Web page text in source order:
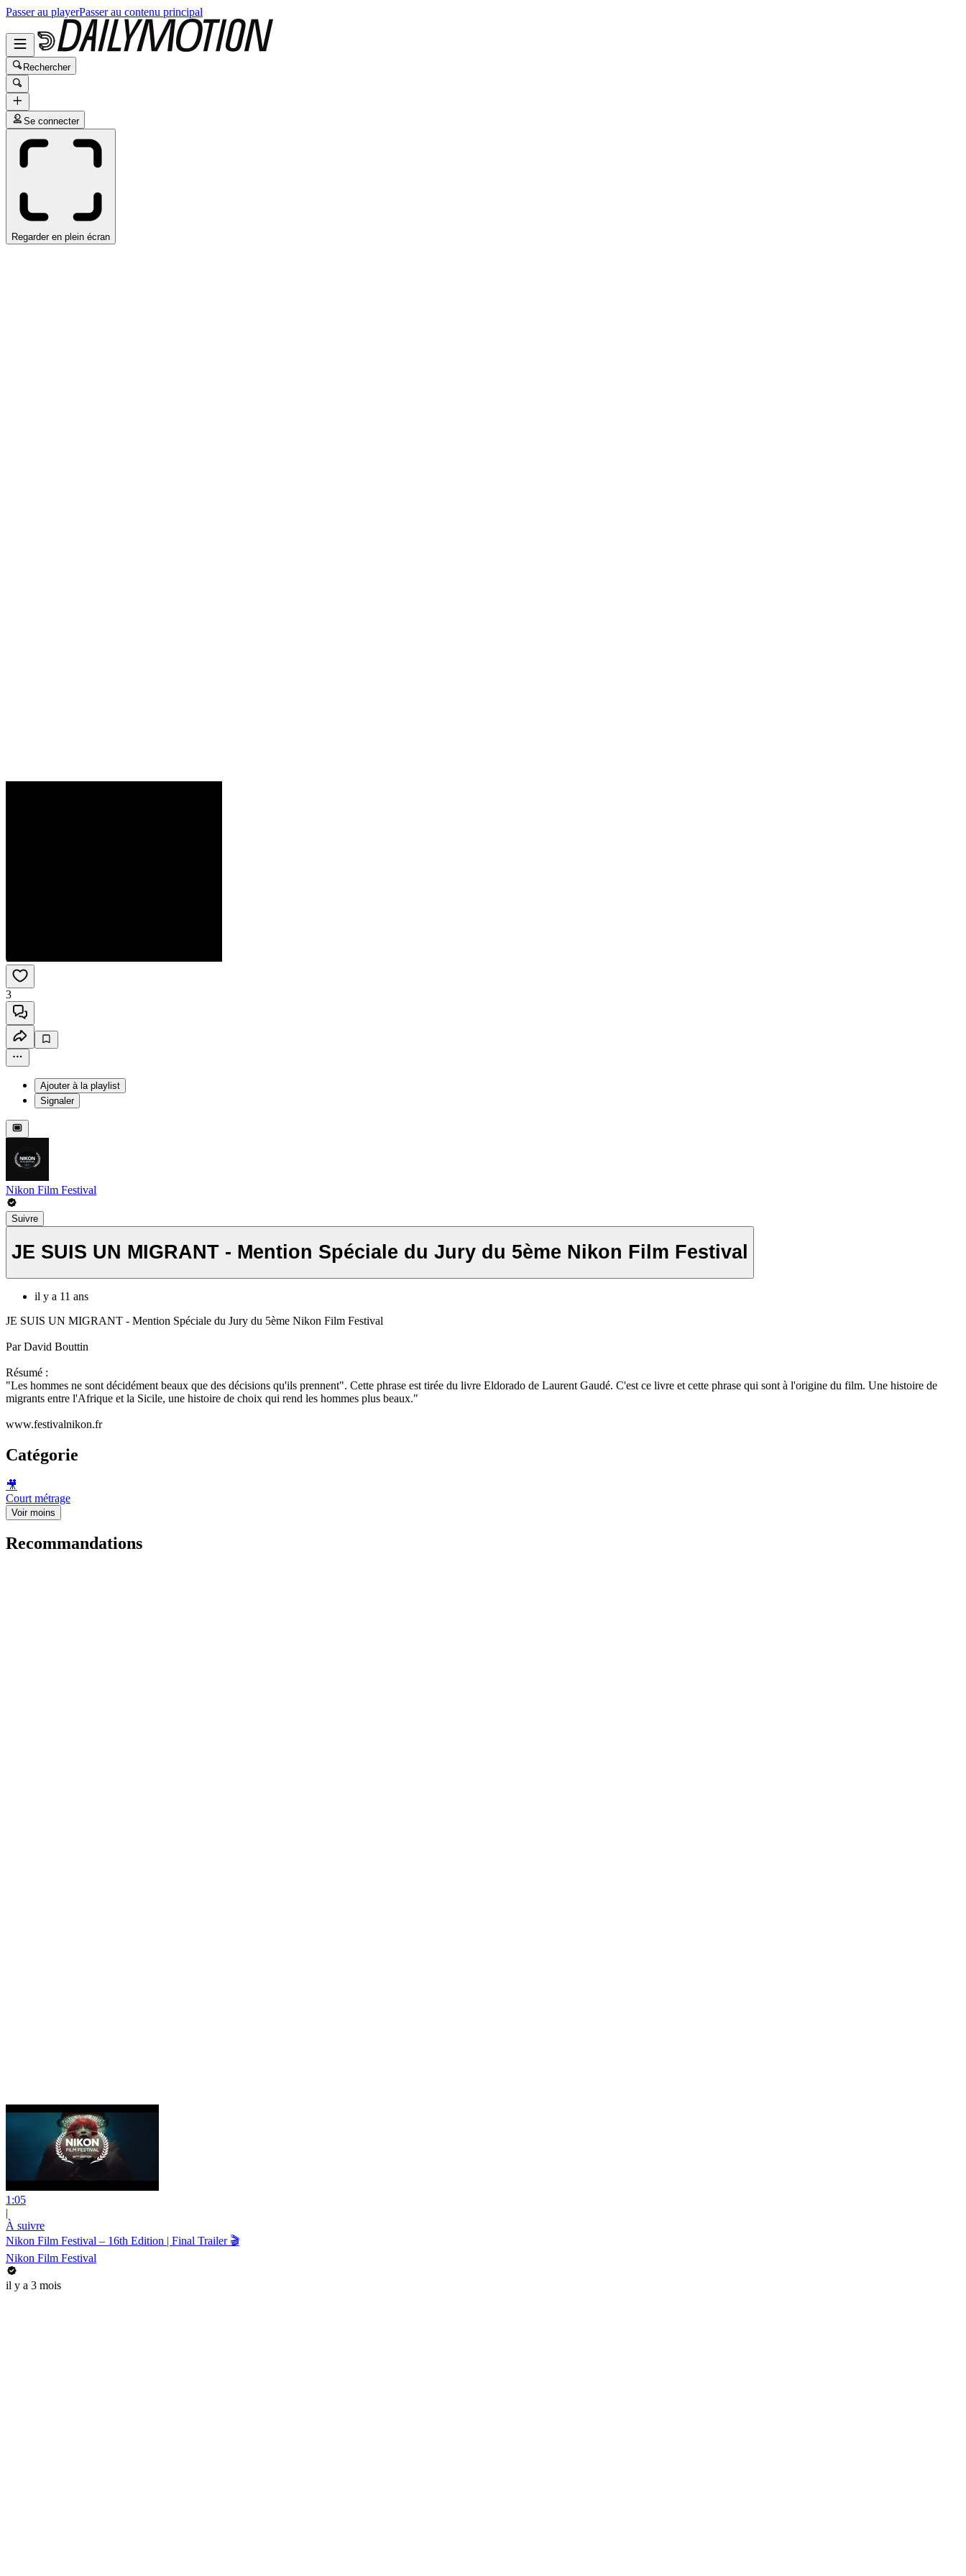
Passer au playerPasser au contenu principal
Rechercher
Se connecter
Regarder en plein écran
3
Ajouter à la playlist
Signaler
Nikon Film Festival
Suivre
JE SUIS UN MIGRANT - Mention Spéciale du Jury du 5ème Nikon Film Festival
il y a 11 ans
JE SUIS UN MIGRANT - Mention Spéciale du Jury du 5ème Nikon Film Festival
Par David Bouttin
Résumé :
"Les hommes ne sont décidément beaux que des décisions qu'ils prennent". Cette phrase est tirée du livre Eldorado de Laurent Gaudé. C'est ce livre et cette phrase qui sont à l'origine du film. Une histoire de
migrants entre l'Afrique et la Sicile, une histoire de choix qui rend les hommes plus beaux."
www.festivalnikon.fr
Catégorie
🎥
Court métrage
Voir moins
Recommandations
1:05
|
À suivre
Nikon Film Festival – 16th Edition | Final Trailer 🎬
Nikon Film Festival
il y a 3 mois